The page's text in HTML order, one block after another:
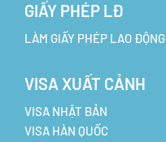
GIẤY PHÉP LĐ
LÀM GIẤY PHÉP LAO ĐỘNG
VISA XUẤT CẢNH
VISA NHẬT BẢN
VISA HÀN QUỐC